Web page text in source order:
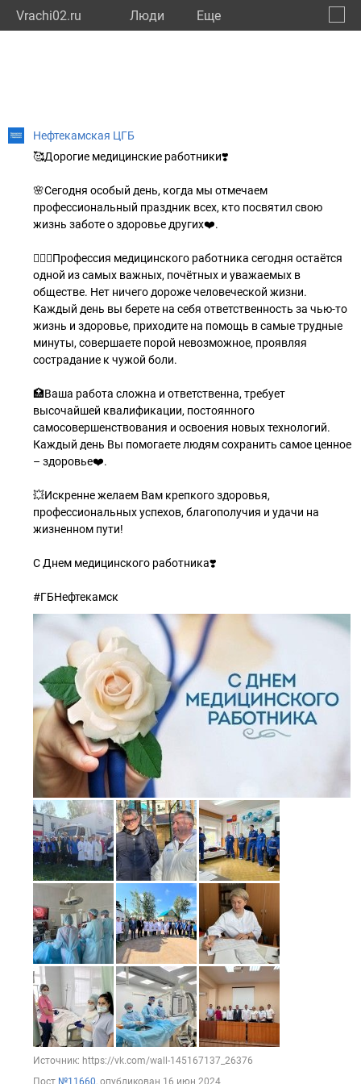
Vrachi02.ru Люди Eще
Нефтекамская ЦГБ
🥰Дорогие медицинские работники❣️
🌸Сегодня особый день, когда мы отмечаем
профессиональный праздник всех, кто посвятил свою
жизнь заботе о здоровье других❤️.
👩🏻‍⚕️Профессия медицинского работника сегодня остаётся
одной из самых важных, почётных и уважаемых в
обществе. Нет ничего дороже человеческой жизни.
Каждый день вы берете на себя ответственность за чью-то
жизнь и здоровье, приходите на помощь в самые трудные
минуты, совершаете порой невозможное, проявляя
сострадание к чужой боли.
🏥Ваша работа сложна и ответственна, требует
высочайшей квалификации, постоянного
самосовершенствования и освоения новых технологий.
Каждый день Вы помогаете людям сохранить самое ценное
– здоровье❤️.
💥Искренне желаем Вам крепкого здоровья,
профессиональных успехов, благополучия и удачи на
жизненном пути!
С Днем медицинского работника❣️
#ГБНефтекамск
Источник: https://vk.com/wall-145167137_26376
Пост №11660, опубликован 16 июн 2024